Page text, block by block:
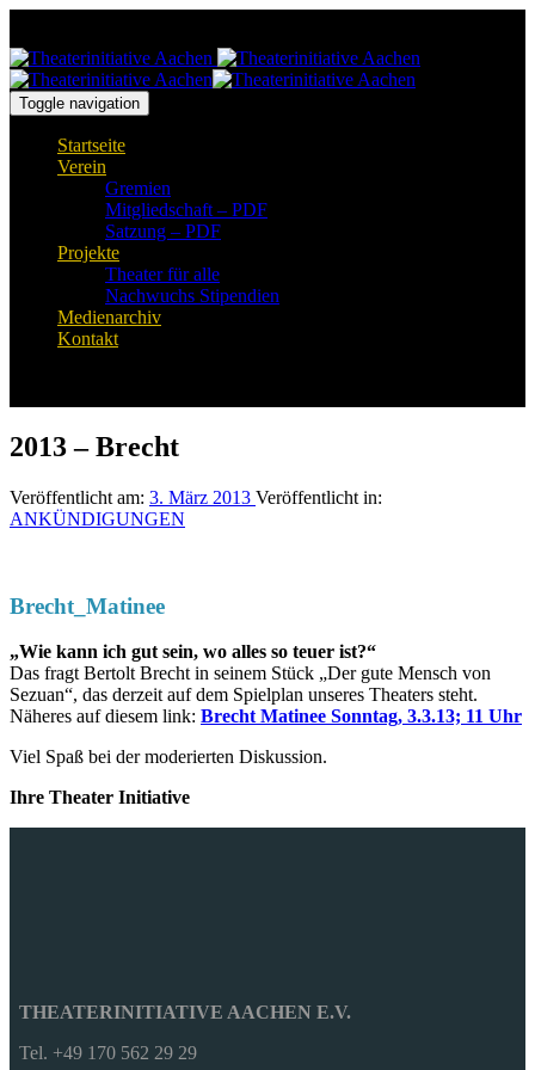
Navigation
springen
Zum
springen
Toggle navigation
Startseite
Verein
Gremien
Mitgliedschaft – PDF
Satzung – PDF
Projekte
Theater für alle
Nachwuchs Stipendien
Medienarchiv
Kontakt
2013 – Brecht
Veröffentlicht am: 3. März 2013 Veröffentlicht in:
ANKÜNDIGUNGEN
Brecht_Matinee
„Wie kann ich gut sein, wo alles so teuer ist?“
Das fragt Bertolt Brecht in seinem Stück „Der gute Mensch von
Sezuan“, das derzeit auf dem Spielplan unseres Theaters steht.
Näheres auf diesem link: Brecht Matinee Sonntag, 3.3.13; 11 Uhr
Viel Spaß bei der moderierten Diskussion.
Ihre Theater Initiative
THEATERINITIATIVE AACHEN E.V.
Tel. +49 170 562 29 29